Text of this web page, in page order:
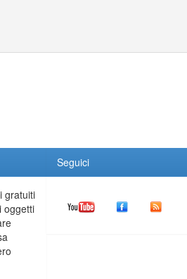
gratuiti
oggetti
Seguici